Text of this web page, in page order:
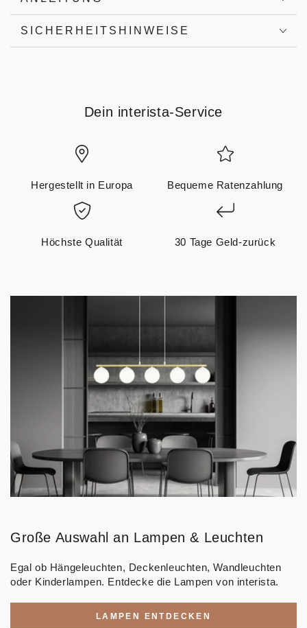
SICHERHEITSHINWEISE
Dein interista-Service
Hergestellt in Europa Bequeme Ratenzahlung
Höchste Qualität 30 Tage Geld-zurück
Große Auswahl an Lampen & Leuchten
Egal ob Hängeleuchten, Deckenleuchten, Wandleuchten
oder Kinderlampen. Entdecke die Lampen von interista.
LAMPEN ENTDECKEN